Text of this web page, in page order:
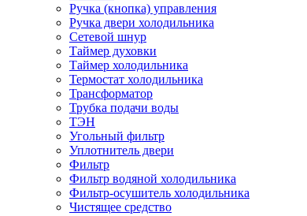
Ручка (кнопка) управления
Ручка двери холодильника
Сетевой шнур
Таймер духовки
Таймер холодильника
Термостат холодильника
Трансформатор
Трубка подачи воды
ТЭН
Угольный фильтр
Уплотнитель двери
Фильтр
Фильтр водяной холодильника
Фильтр-осушитель холодильника
Чистящее средство